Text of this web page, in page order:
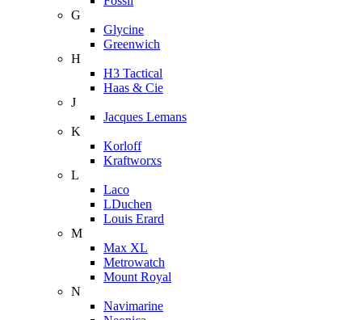
G
Glycine
Greenwich
H
H3 Tactical
Haas & Cie
J
Jacques Lemans
K
Korloff
Kraftworxs
L
Laco
LDuchen
Louis Erard
M
Max XL
Metrowatch
Mount Royal
N
Navimarine